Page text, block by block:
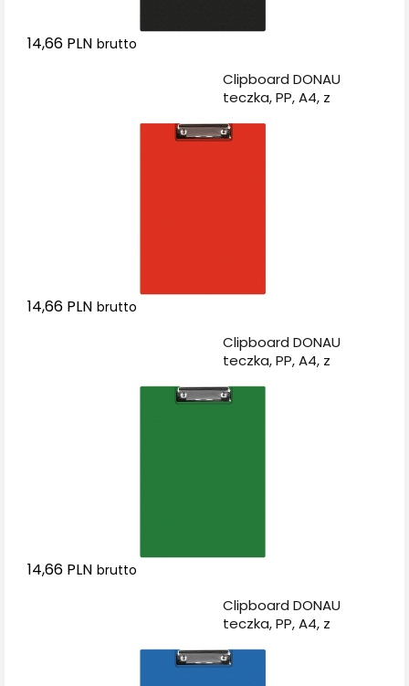
14,66 PLN brutto
Clipboard DONAU
teczka, PP, A4, z
14,66 PLN brutto
Clipboard DONAU
teczka, PP, A4, z
14,66 PLN brutto
Clipboard DONAU
teczka, PP, A4, z